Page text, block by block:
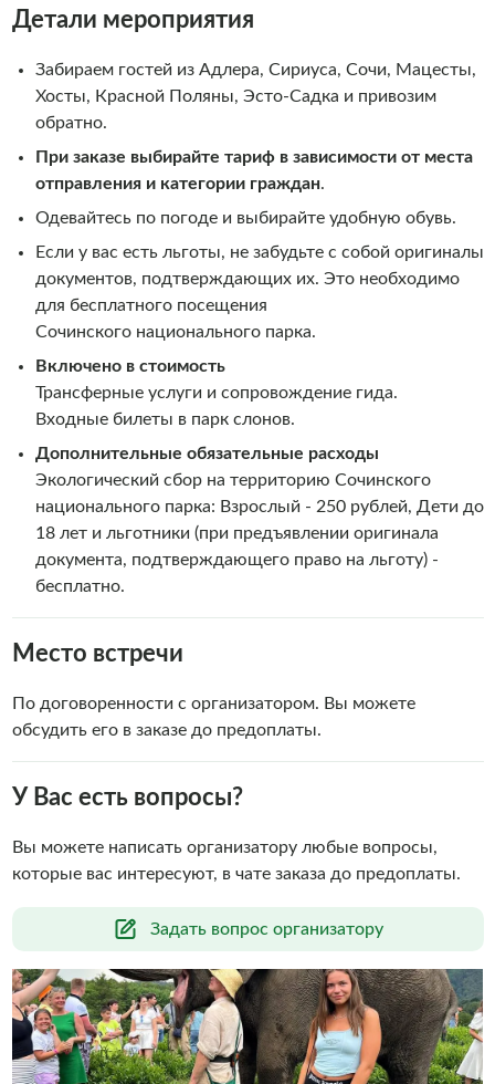
Детали мероприятия
Забираем гостей из Адлера, Сириуса, Сочи, Мацесты,
Хосты, Красной Поляны, Эсто-Садка и привозим
обратно.
При заказе выбирайте тариф в зависимости от места
отправления и категории граждан.
Одевайтесь по погоде и выбирайте удобную обувь.
Если у вас есть льготы, не забудьте с собой оригиналы
документов, подтверждающих их. Это необходимо
для бесплатного посещения
Сочинского национального парка.
Включено в стоимость
Трансферные услуги и сопровождение гида.
Входные билеты в парк слонов.
Дополнительные обязательные расходы
Экологический сбор на территорию Сочинского
национального парка: Взрослый - 250 рублей, Дети до
18 лет и льготники (при предъявлении оригинала
документа, подтверждающего право на льготу) -
бесплатно.
Место встречи
По договоренности с организатором. Вы можете
обсудить его в заказе до предоплаты.
У Вас есть вопросы?
Задать вопрос организатору
Вы можете написать организатору любые вопросы,
которые вас интересуют, в чате заказа до предоплаты.